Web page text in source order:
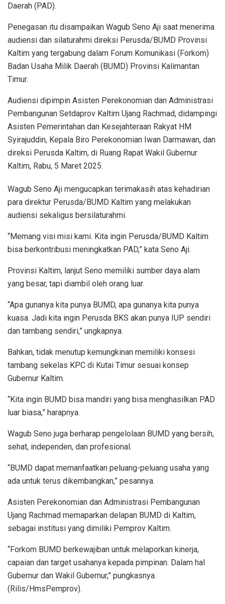
Daerah (PAD).
Penegasan itu disampaikan Wagub Seno Aji saat menerima
audiensi dan silaturahmi direksi Perusda/BUMD Provinsi
Kaltim yang tergabung dalam Forum Komunikasi (Forkom)
Badan Usaha Milik Daerah (BUMD) Provinsi Kalimantan
Timur.
Audiensi dipimpin Asisten Perekonomian dan Administrasi
Pembangunan Setdaprov Kaltim Ujang Rachmad, didampingi
Asisten Pemerintahan dan Kesejahteraan Rakyat HM
Syirajuddin, Kepala Biro Perekonomian Iwan Darmawan, dan
direksi Perusda Kaltim, di Ruang Rapat Wakil Gubernur
Kaltim, Rabu, 5 Maret 2025.
Wagub Seno Aji mengucapkan terimakasih atas kehadirian
para direktur Perusda/BUMD Kaltim yang melakukan
audiensi sekaligus bersilaturahmi.
“Memang visi misi kami. Kita ingin Perusda/BUMD Kaltim
bisa berkontribusi meningkatkan PAD,” kata Seno Aji.
Provinsi Kaltim, lanjut Seno memiliki sumber daya alam
yang besar, tapi diambil oleh orang luar.
“Apa gunanya kita punya BUMD, apa gunanya kita punya
kuasa. Jadi kita ingin Perusda BKS akan punya IUP sendiri
dan tambang sendiri,” ungkapnya.
Bahkan, tidak menutup kemungkinan memiliki konsesi
tambang sekelas KPC di Kutai Timur sesuai konsep
Gubernur Kaltim.
“Kita ingin BUMD bisa mandiri yang bisa menghasilkan PAD
luar biasa,” harapnya.
Wagub Seno juga berharap pengelolaan BUMD yang bersih,
sehat, independen, dan profesional.
“BUMD dapat memanfaatkan peluang-peluang usaha yang
ada untuk terus dikembangkan,” pesannya.
Asisten Perekonomian dan Administrasi Pembangunan
Ujang Rachmad memaparkan delapan BUMD di Kaltim,
sebagai institusi yang dimiliki Pemprov Kaltim.
“Forkom BUMD berkewajiban untuk melaporkan kinerja,
capaian dan target usahanya kepada pimpinan. Dalam hal
Gubernur dan Wakil Gubernur,” pungkasnya.
(Rilis/HmsPemprov).